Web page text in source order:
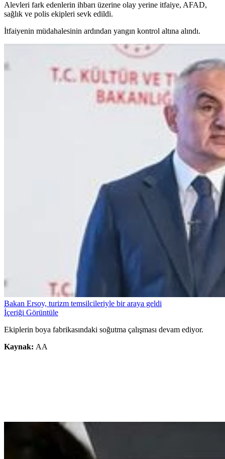
Alevleri fark edenlerin ihbarı üzerine olay yerine itfaiye, AFAD,
sağlık ve polis ekipleri sevk edildi.
İtfaiyenin müdahalesinin ardından yangın kontrol altına alındı.
Bakan Ersoy, turizm temsilcileriyle bir araya geldi
İçeriği Görüntüle
Ekiplerin boya fabrikasındaki soğutma çalışması devam ediyor.
Kaynak: AA